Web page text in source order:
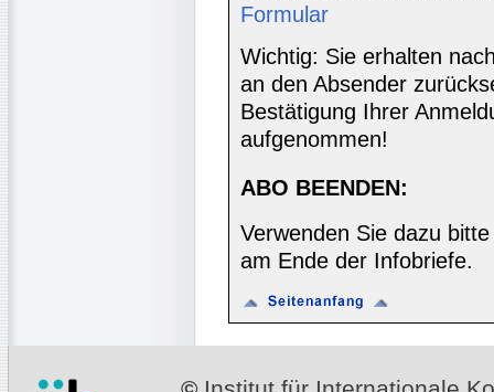
Formular
Wichtig: Sie erhalten
an den Absender
Bestätigung Ihrer
aufgenommen!
ABO BEENDEN:
Verwenden Sie dazu
am Ende der Infobriefe.